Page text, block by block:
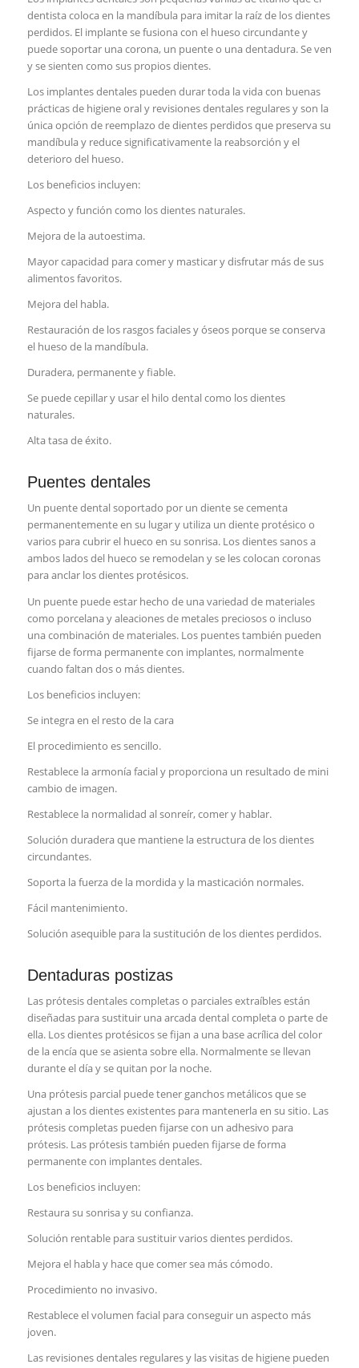
dentista coloca en la mandíbula para imitar la raíz de los dientes
perdidos. El implante se fusiona con el hueso circundante y
puede soportar una corona, un puente o una dentadura. Se ven
y se sienten como sus propios dientes.
Los implantes dentales pueden durar toda la vida con buenas
prácticas de higiene oral y revisiones dentales regulares y son la
única opción de reemplazo de dientes perdidos que preserva su
mandíbula y reduce significativamente la reabsorción y el
deterioro del hueso.
Los beneficios incluyen:
Aspecto y función como los dientes naturales.
Mejora de la autoestima.
Mayor capacidad para comer y masticar y disfrutar más de sus
alimentos favoritos.
Mejora del habla.
Restauración de los rasgos faciales y óseos porque se conserva
el hueso de la mandíbula.
Duradera, permanente y fiable.
Se puede cepillar y usar el hilo dental como los dientes
naturales.
Alta tasa de éxito.
Puentes dentales
Un puente dental soportado por un diente se cementa
permanentemente en su lugar y utiliza un diente protésico o
varios para cubrir el hueco en su sonrisa. Los dientes sanos a
ambos lados del hueco se remodelan y se les colocan coronas
para anclar los dientes protésicos.
Un puente puede estar hecho de una variedad de materiales
como porcelana y aleaciones de metales preciosos o incluso
una combinación de materiales. Los puentes también pueden
fijarse de forma permanente con implantes, normalmente
cuando faltan dos o más dientes.
Los beneficios incluyen:
Se integra en el resto de la cara
El procedimiento es sencillo.
Restablece la armonía facial y proporciona un resultado de mini
cambio de imagen.
Restablece la normalidad al sonreír, comer y hablar.
Solución duradera que mantiene la estructura de los dientes
circundantes.
Soporta la fuerza de la mordida y la masticación normales.
Fácil mantenimiento.
Solución asequible para la sustitución de los dientes perdidos.
Dentaduras postizas
Las prótesis dentales completas o parciales extraíbles están
diseñadas para sustituir una arcada dental completa o parte de
ella. Los dientes protésicos se fijan a una base acrílica del color
de la encía que se asienta sobre ella. Normalmente se llevan
durante el día y se quitan por la noche.
Una prótesis parcial puede tener ganchos metálicos que se
ajustan a los dientes existentes para mantenerla en su sitio. Las
prótesis completas pueden fijarse con un adhesivo para
prótesis. Las prótesis también pueden fijarse de forma
permanente con implantes dentales.
Los beneficios incluyen:
Restaura su sonrisa y su confianza.
Solución rentable para sustituir varios dientes perdidos.
Mejora el habla y hace que comer sea más cómodo.
Procedimiento no invasivo.
Restablece el volumen facial para conseguir un aspecto más
joven.
Las revisiones dentales regulares y las visitas de higiene pueden